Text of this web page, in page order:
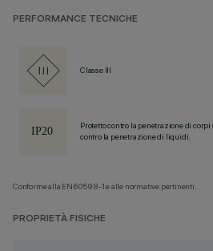
PERFORMANCE TECNICHE
Classe III
Protetto contro la penetrazione di
contro la penetrazione di liquidi.
Conforme alla EN60598-1 e alle normative pertinenti.
PROPRIETÀ FISICHE